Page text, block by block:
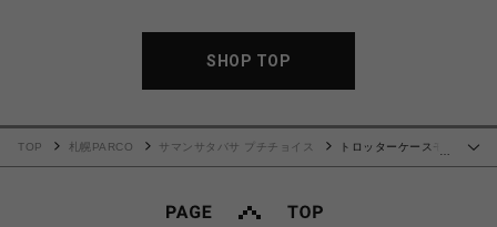
SHOP TOP
…
TOP 札幌PARCO サマンサタバサ プチチョイス
トロッターケースモ